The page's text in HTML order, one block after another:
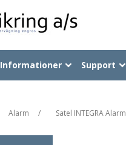
Informationer Support
Alarm / Satel INTEGRA Alarm